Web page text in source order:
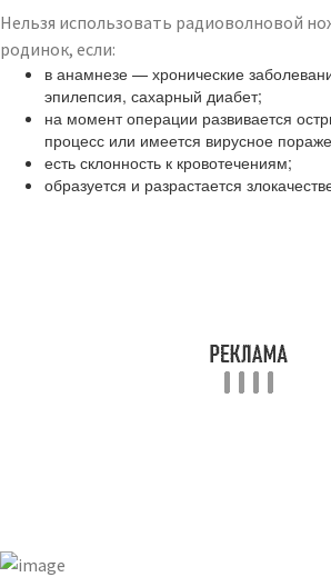
Нельзя использовать радиоволновой
родинок, если:
в анамнезе — хронические
эпилепсия, сахарный диабет;
на момент операции развивается
процесс или имеется вирусное
есть склонность к кровотечениям;
образуется и разрастается